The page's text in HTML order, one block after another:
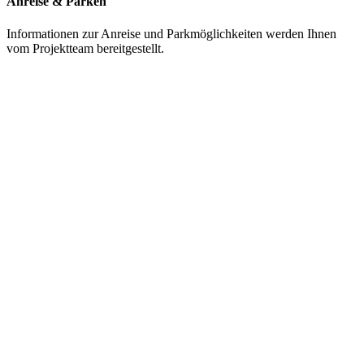
Informationen zur Anreise und Parkmöglichkeiten werden Ihnen
vom Projektteam bereitgestellt.